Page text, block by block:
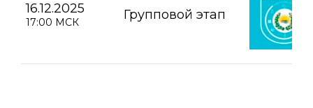
16.12.2025
17:00 МСК Групповой этап